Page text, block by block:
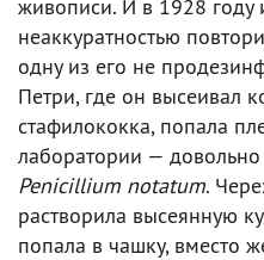
живописи. И в 1928 году
неаккуратностью
одну из его не
Петри, где он высеивал
стафилококка, попала
лаборатории —
Penicillium notatum.
растворила высеянную
попала в чашку, вместо